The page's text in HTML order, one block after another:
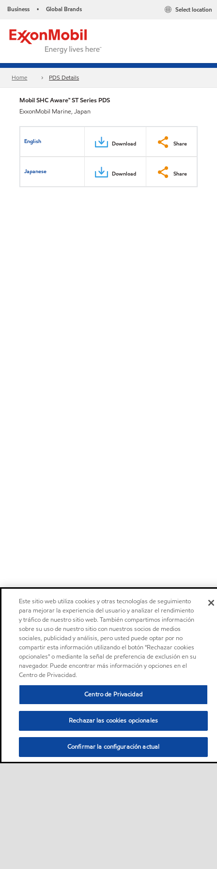
Business • Global Brands Select location
Home PDS Details
Mobil SHC Aware™ ST Series PDS
ExxonMobil Marine, Japan
English Download Share
Japanese Download Share
Este sitio web utiliza cookies y otras tecnologías de seguimiento
para mejorar la experiencia del usuario y analizar el rendimiento
y tráfico de nuestro sitio web. También compartimos información
sobre su uso de nuestro sitio con nuestros socios de medios
sociales, publicidad y análisis, pero usted puede optar por no
compartir esta información utilizando el botón "Rechazar cookies
opcionales" o mediante la señal de preferencia de exclusión en su
navegador. Puede encontrar más información y opciones en el
Centro de Privacidad.
Centro de Privacidad
Rechazar las cookies opcionales
Confirmar la configuración actual